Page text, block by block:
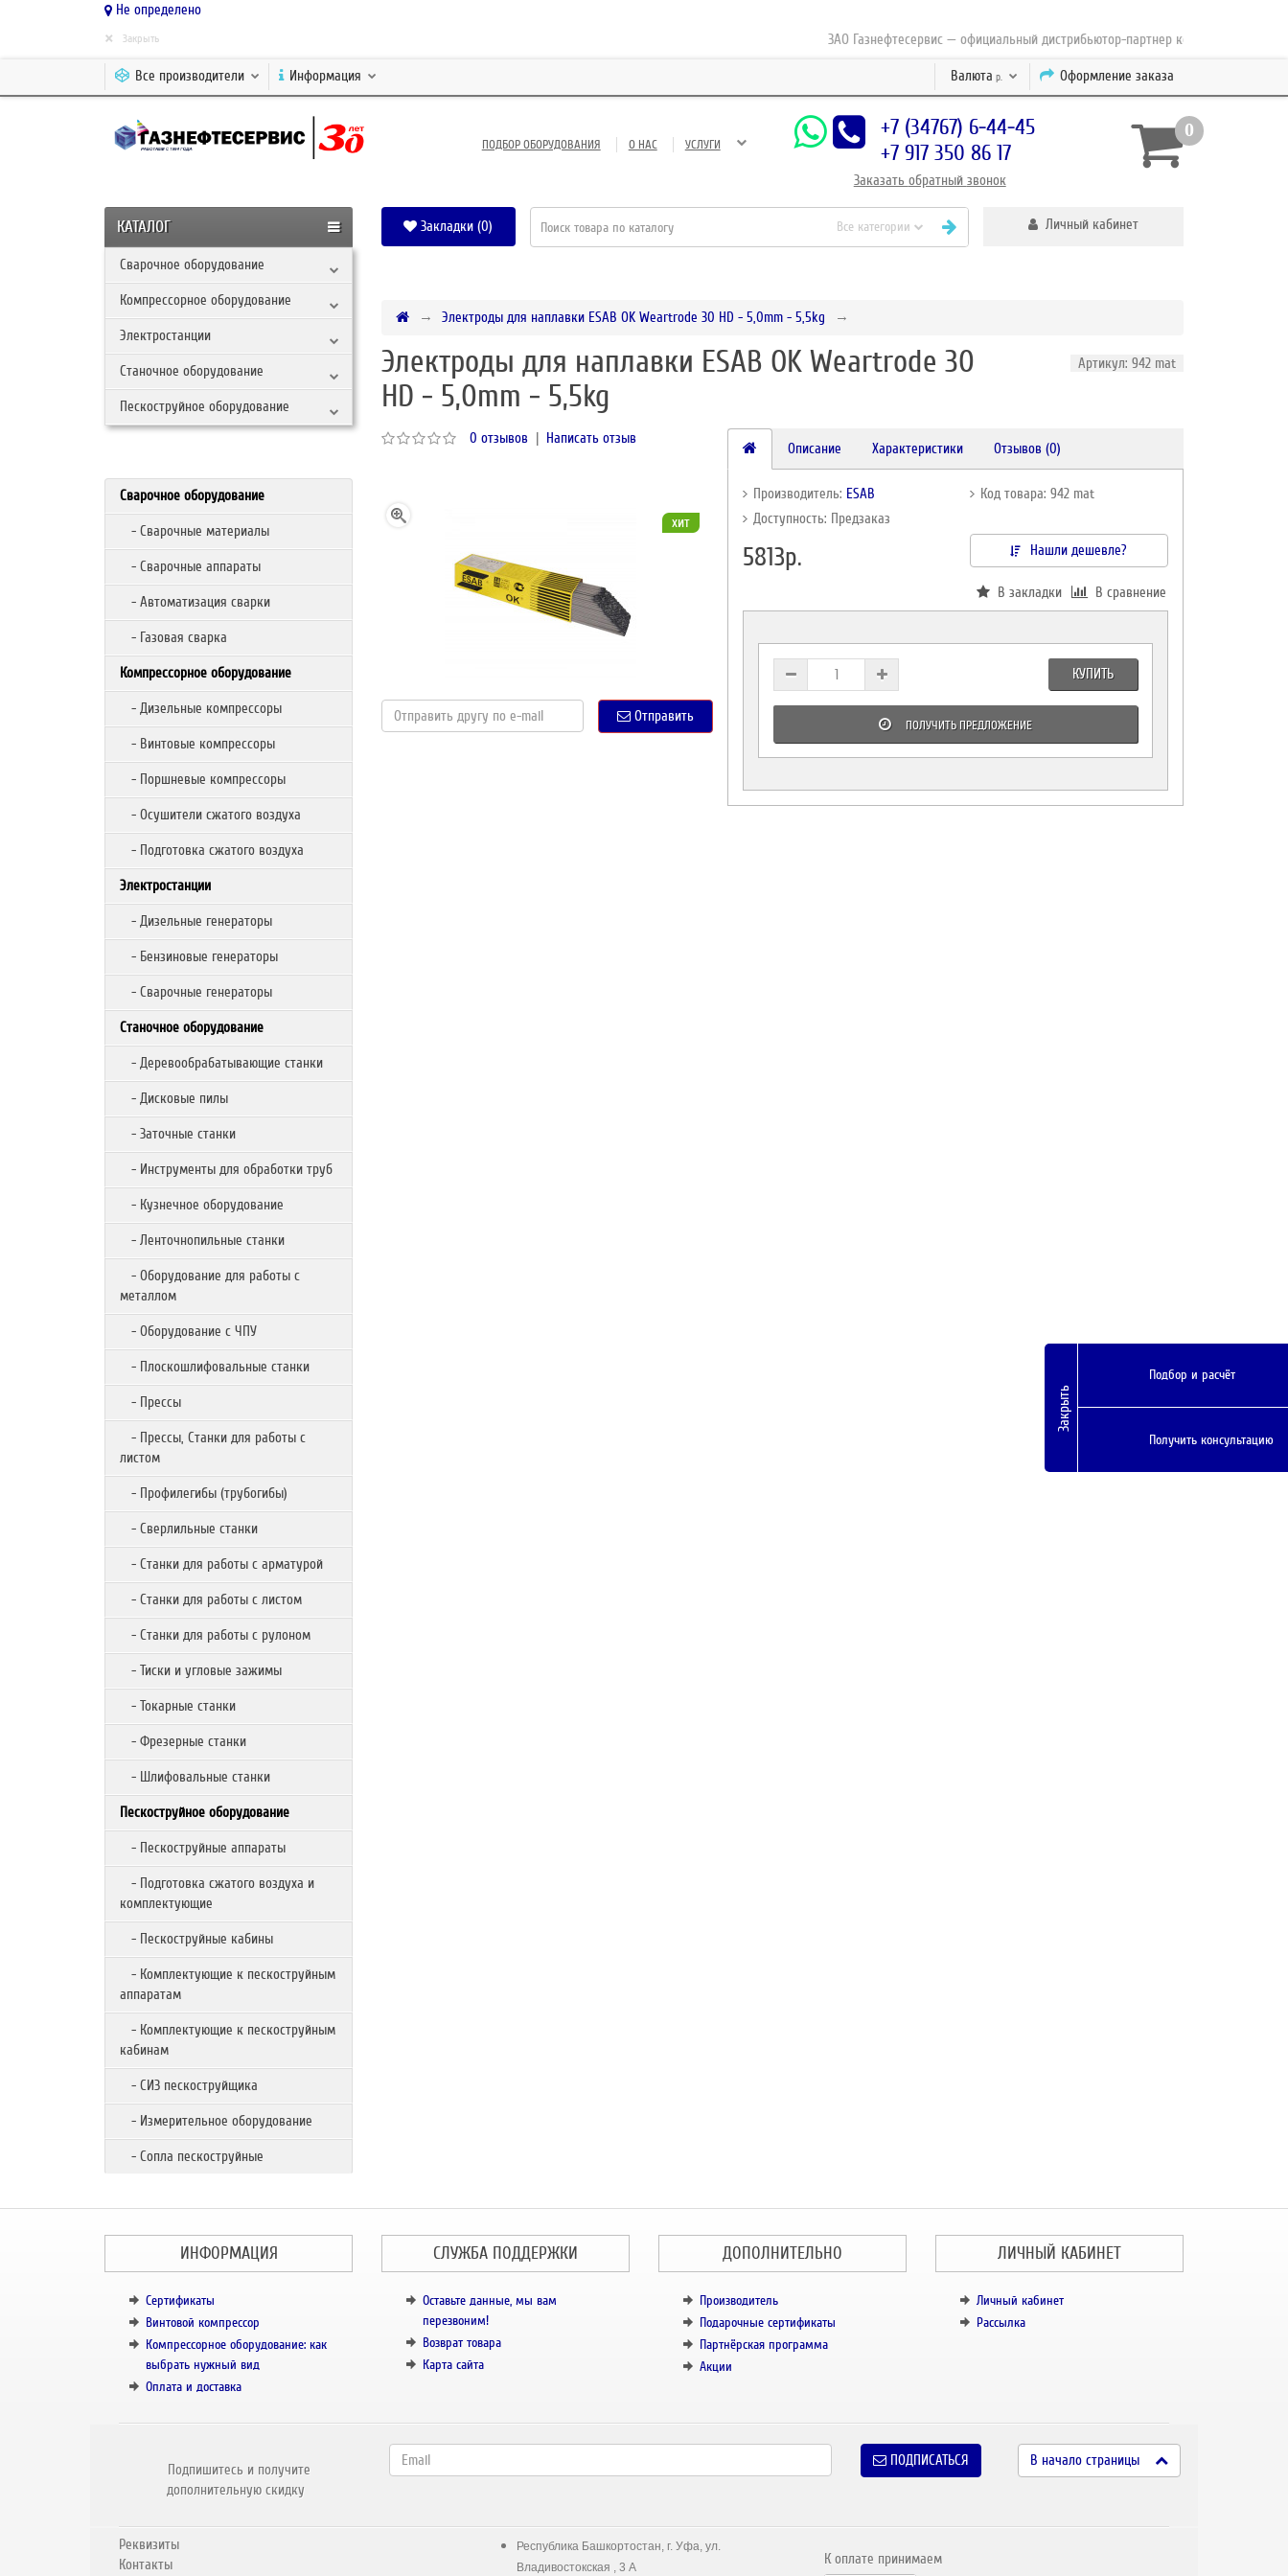
Не определено
ЗАО Газнефтесервис — официальный дистрибьютор-партнер концерна ESAB с 2010
× Закрыть
Оформление заказа
Валюта р.
Все производители Информация
ПОДБОР ОБОРУДОВАНИЯ О НАС УСЛУГИ
+7 (34767) 6-44-45
+7 917 350 86 17
Заказать обратный звонок
0
КАТАЛОГ
Сварочное оборудование
Компрессорное оборудование
Электростанции
Станочное оборудование
Пескоструйное оборудование
Закладки (0) Все категории Личный кабинет
Сварочное оборудование
- Сварочные материалы
- Сварочные аппараты
- Автоматизация сварки
- Газовая сварка
Компрессорное оборудование
- Дизельные компрессоры
- Винтовые компрессоры
- Поршневые компрессоры
- Осушители сжатого воздуха
- Подготовка сжатого воздуха
Электростанции
- Дизельные генераторы
- Бензиновые генераторы
- Сварочные генераторы
Станочное оборудование
- Деревообрабатывающие станки
- Дисковые пилы
- Заточные станки
- Инструменты для обработки труб
- Кузнечное оборудование
- Ленточнопильные станки
- Оборудование для работы с
металлом
- Оборудование с ЧПУ
- Плоскошлифовальные станки
- Прессы
- Прессы, Станки для работы с
листом
- Профилегибы (трубогибы)
- Сверлильные станки
- Станки для работы с арматурой
- Станки для работы с листом
- Станки для работы с рулоном
- Тиски и угловые зажимы
- Токарные станки
- Фрезерные станки
- Шлифовальные станки
Пескоструйное оборудование
- Пескоструйные аппараты
- Подготовка сжатого воздуха и
комплектующие
- Пескоструйные кабины
- Комплектующие к пескоструйным
аппаратам
- Комплектующие к пескоструйным
кабинам
- СИЗ пескоструйщика
- Измерительное оборудование
- Сопла пескоструйные
Электроды для наплавки ESAB OK Weartrode 30 HD - 5,0mm - 5,5kg
Электроды для наплавки ESAB OK Weartrode 30
HD - 5,0mm - 5,5kg
Артикул: 942 mat
0 отзывов | Написать отзыв
хит
Отправить
Описание Характеристики Отзывов (0)
Производитель: ESAB
Код товара: 942 mat
Доступность: Предзаказ
5813р. Нашли дешевле?
В закладки В сравнение
КУПИТЬ
ПОЛУЧИТЬ ПРЕДЛОЖЕНИЕ
ИНФОРМАЦИЯ
Сертификаты
Винтовой компрессор
Компрессорное оборудование: как
выбрать нужный вид
Оплата и доставка
СЛУЖБА ПОДДЕРЖКИ
Оставьте данные, мы вам
перезвоним!
Возврат товара
Карта сайта
ДОПОЛНИТЕЛЬНО
Производитель
Подарочные сертификаты
Партнёрская программа
Акции
ЛИЧНЫЙ КАБИНЕТ
Личный кабинет
Рассылка
Подпишитесь и получите
дополнительную скидку
ПОДПИСАТЬСЯ В начало страницы
Реквизиты
Контакты
Республика Башкортостан, г. Уфа, ул.
Владивостокская , 3 А
К оплате принимаем
Закрыть
Подбор и расчёт
Получить консультацию